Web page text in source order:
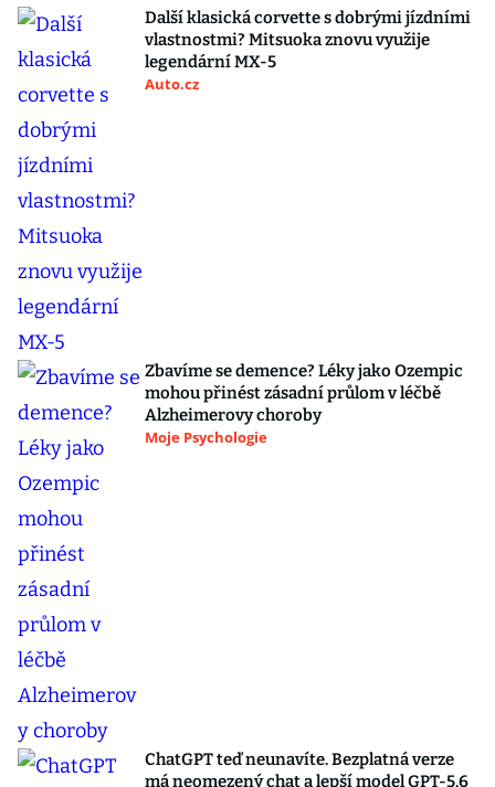
Další klasická corvette s dobrými jízdními
vlastnostmi? Mitsuoka znovu využije
legendární MX-5
Auto.cz
Zbavíme se demence? Léky jako Ozempic
mohou přinést zásadní průlom v léčbě
Alzheimerovy choroby
Moje Psychologie
ChatGPT teď neunavíte. Bezplatná verze
má neomezený chat a lepší model GPT-5.6